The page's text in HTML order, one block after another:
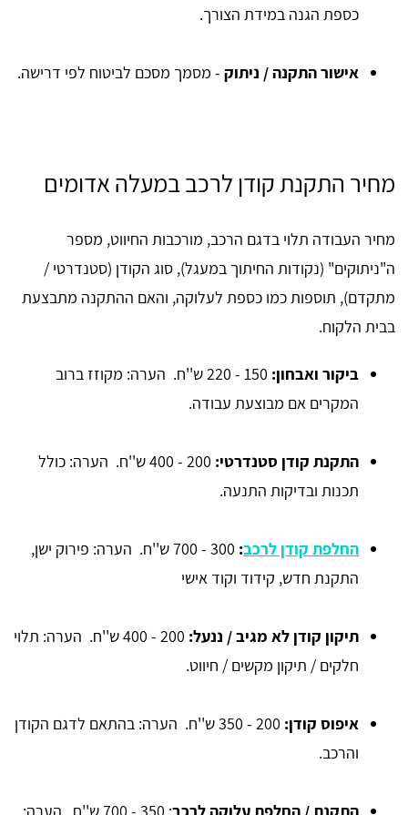
כספת הגנה במידת הצורך.
אישור התקנה / ניתוק - מסמך מסכם לביטוח לפי דרישה.
מחיר התקנת קודן לרכב במעלה אדומים
מחיר העבודה תלוי בדגם הרכב, מורכבות החיווט, מספר
ה"ניתוקים" (נקודות החיתוך במעגל), סוג הקודן (סטנדרטי /
מתקדם), תוספות כמו כספת לעלוקה, והאם ההתקנה מתבצעת
בבית הלקוח.
ביקור ואבחון:
150 - 220 ש''ח. הערה: מקוזז ברוב
המקרים אם מבוצעת עבודה.
התקנת קודן סטנדרטי:
200 - 400 ש''ח. הערה: כולל
תכנות ובדיקות התנעה.
החלפת קודן לרכב:
300 - 700 ש''ח. הערה: פירוק ישן,
התקנת חדש, קידוד וקוד אישי
תיקון קודן לא מגיב / ננעל:
200 - 400 ש''ח. הערה: תלוי
חלקים / תיקון מקשים / חיווט.
איפוס קודן:
200 - 350 ש''ח. הערה: בהתאם לדגם הקודן
והרכב.